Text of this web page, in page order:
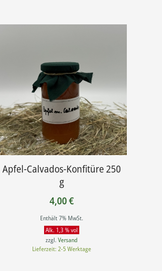
Apfel-Calvados-Konfitüre 250
g
4,00€
Enthält 7% MwSt.
Alk. 1,3 % vol
zzgl.Versand
Lieferzeit: 2-5 Werktage